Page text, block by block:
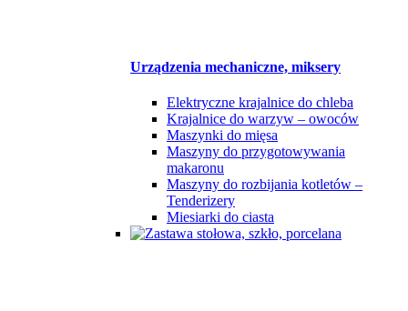
Urządzenia mechaniczne, miksery
Elektryczne krajalnice do chleba
Krajalnice do warzyw – owoców
Maszynki do mięsa
Maszyny do przygotowywania
makaronu
Maszyny do rozbijania kotletów –
Tenderizery
Miesiarki do ciasta